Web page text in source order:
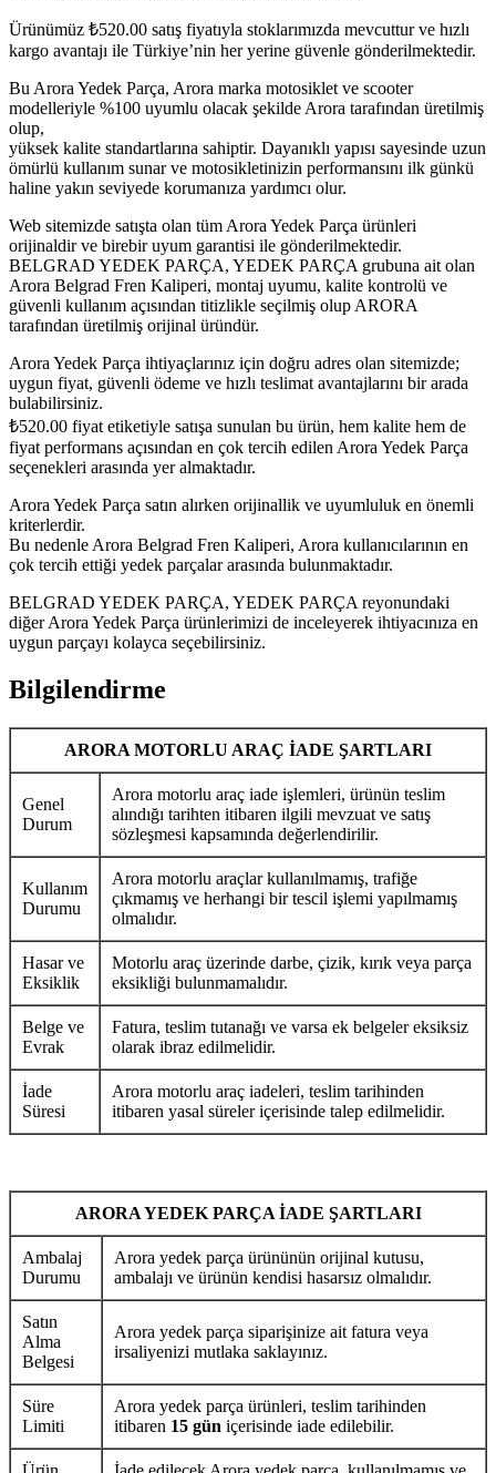
Ürünümüz ₺520.00 satış fiyatıyla stoklarımızda mevcuttur ve hızlı
kargo avantajı ile Türkiye’nin her yerine güvenle gönderilmektedir.
Bu Arora Yedek Parça, Arora marka motosiklet ve scooter
modelleriyle %100 uyumlu olacak şekilde Arora tarafından üretilmiş
olup,
yüksek kalite standartlarına sahiptir. Dayanıklı yapısı sayesinde uzun
ömürlü kullanım sunar ve motosikletinizin performansını ilk günkü
haline yakın seviyede korumanıza yardımcı olur.
Web sitemizde satışta olan tüm Arora Yedek Parça ürünleri
orijinaldir ve birebir uyum garantisi ile gönderilmektedir.
BELGRAD YEDEK PARÇA, YEDEK PARÇA grubuna ait olan
Arora Belgrad Fren Kaliperi, montaj uyumu, kalite kontrolü ve
güvenli kullanım açısından titizlikle seçilmiş olup ARORA
tarafından üretilmiş orijinal üründür.
Arora Yedek Parça ihtiyaçlarınız için doğru adres olan sitemizde;
uygun fiyat, güvenli ödeme ve hızlı teslimat avantajlarını bir arada
bulabilirsiniz.
₺520.00 fiyat etiketiyle satışa sunulan bu ürün, hem kalite hem de
fiyat performans açısından en çok tercih edilen Arora Yedek Parça
seçenekleri arasında yer almaktadır.
Arora Yedek Parça satın alırken orijinallik ve uyumluluk en önemli
kriterlerdir.
Bu nedenle Arora Belgrad Fren Kaliperi, Arora kullanıcılarının en
çok tercih ettiği yedek parçalar arasında bulunmaktadır.
BELGRAD YEDEK PARÇA, YEDEK PARÇA reyonundaki
diğer Arora Yedek Parça ürünlerimizi de inceleyerek ihtiyacınıza en
uygun parçayı kolayca seçebilirsiniz.
Bilgilendirme
ARORA MOTORLU ARAÇ İADE ŞARTLARI
Genel
Durum
Arora motorlu araç iade işlemleri, ürünün teslim
alındığı tarihten itibaren ilgili mevzuat ve satış
sözleşmesi kapsamında değerlendirilir.
Kullanım
Durumu
Arora motorlu araçlar kullanılmamış, trafiğe
çıkmamış ve herhangi bir tescil işlemi yapılmamış
olmalıdır.
Hasar ve
Eksiklik
Motorlu araç üzerinde darbe, çizik, kırık veya parça
eksikliği bulunmamalıdır.
Belge ve
Evrak
Fatura, teslim tutanağı ve varsa ek belgeler eksiksiz
olarak ibraz edilmelidir.
İade
Süresi
Arora motorlu araç iadeleri, teslim tarihinden
itibaren yasal süreler içerisinde talep edilmelidir.
ARORA YEDEK PARÇA İADE ŞARTLARI
Ambalaj
Durumu
Arora yedek parça ürününün orijinal kutusu,
ambalajı ve ürünün kendisi hasarsız olmalıdır.
Satın
Alma
Belgesi
Arora yedek parça siparişinize ait fatura veya
irsaliyenizi mutlaka saklayınız.
Süre
Limiti
Arora yedek parça ürünleri, teslim tarihinden
itibaren 15 gün içerisinde iade edilebilir.